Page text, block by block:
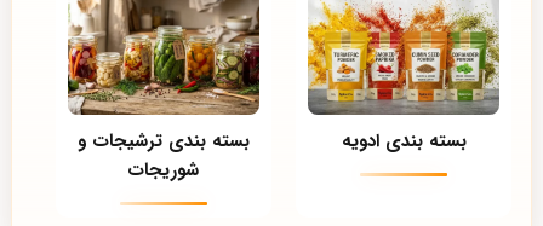
بسته بندی ادویه
بسته بندی ترشیجات و
شوریجات